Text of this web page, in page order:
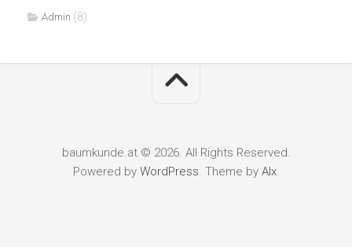
Admin (8)
baumkunde.at © 2026. All Rights Reserved.
Powered by WordPress. Theme by Alx.